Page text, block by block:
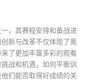
，其赛程安排和备战进
新与改革不仅体现了奥
了更加丰富多彩的观看
战和机遇，如何平衡训
们能否取得好成绩的关